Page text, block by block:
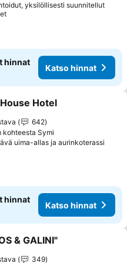
yksilöllisesti suunnitellut
hinnat
Katso hinnat
suosikkeihin
Hotel
642
kohteesta Symi
uima-allas ja aurinkoterassi
hinnat
Katso hinnat
suosikkeihin
& GALINI"
349